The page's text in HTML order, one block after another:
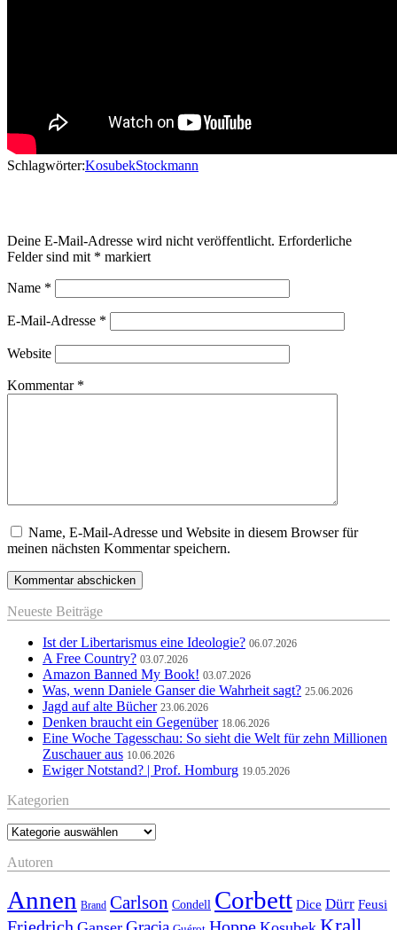
Schlagwörter:KosubekStockmann
Deine E-Mail-Adresse wird nicht veröffentlicht. Erforderliche
Felder sind mit * markiert
Name *
E-Mail-Adresse *
Website
Kommentar *
Name, E-Mail-Adresse und Website in diesem Browser für
meinen nächsten Kommentar speichern.
Neueste Beiträge
Ist der Libertarismus eine Ideologie? 06.07.2026
A Free Country? 03.07.2026
Amazon Banned My Book! 03.07.2026
Was, wenn Daniele Ganser die Wahrheit sagt? 25.06.2026
Jagd auf alte Bücher 23.06.2026
Denken braucht ein Gegenüber 18.06.2026
Eine Woche Tagesschau: So sieht die Welt für zehn Millionen
Zuschauer aus 10.06.2026
Ewiger Notstand? | Prof. Homburg 19.05.2026
Kategorien
Kategorien
Autoren
Annen Brand Carlson Condell Corbett Dice Dürr Feusi